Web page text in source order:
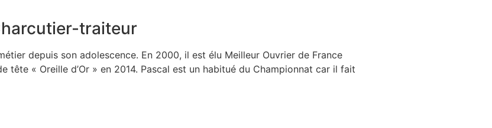
traiteur
depuis son adolescence. En 2000, il est élu Meilleur Ouvrier de France
tête « Oreille d’Or » en 2014. Pascal est un habitué du Championnat car il fait